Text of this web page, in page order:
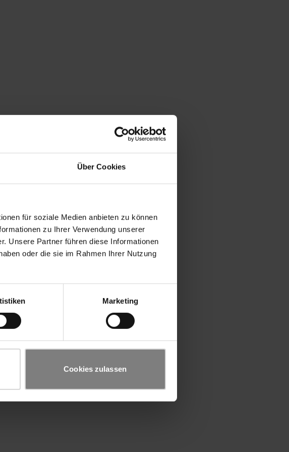
Über Cookies
für soziale Medien anbieten zu können
zu Ihrer Verwendung unserer
Unsere Partner führen diese Informationen
oder die sie im Rahmen Ihrer Nutzung
Marketing
Cookies zulassen